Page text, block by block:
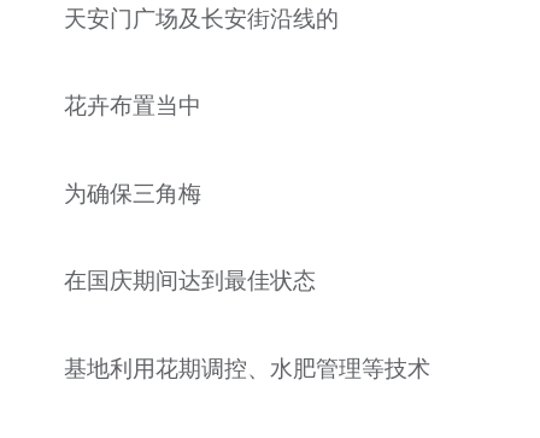
天安门广场及长安街沿线的
花卉布置当中
为确保三角梅
在国庆期间达到最佳状态
基地利用花期调控、水肥管理等技术